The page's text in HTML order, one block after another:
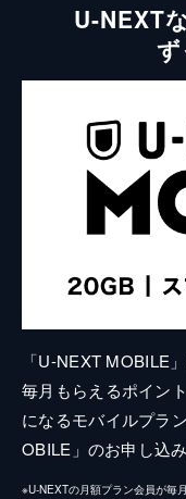
U-NEXT
「U-NEXT MOBILE
毎月もらえるポイン
になるモバイルプラ
OBILE」のお申し込
※U-NEXTの月額プラン会員が毎